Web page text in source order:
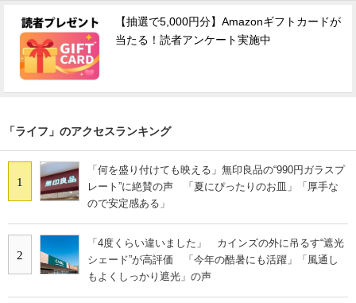
【抽選で5,000円分】Amazonギフトカードが
当たる！読者アンケート実施中
「ライフ」のアクセスランキング
1
「何を盛り付けても映える」無印良品の“990円ガラスプ
レート”に絶賛の声 「夏にぴったりのお皿」「厚手な
ので安定感ある」
2
「4度くらい違いました」 カインズの外に吊るす“遮光
シェード”が高評価 「今年の酷暑にも活躍」「風通し
もよくしっかり遮光」の声